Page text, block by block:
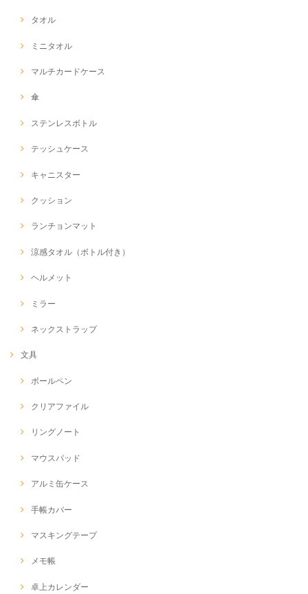
タオル
ミニタオル
マルチカードケース
傘
ステンレスボトル
テッシュケース
キャニスター
クッション
ランチョンマット
涼感タオル（ボトル付き）
ヘルメット
ミラー
ネックストラップ
文具
ボールペン
クリアファイル
リングノート
マウスパッド
アルミ缶ケース
手帳カバー
マスキングテープ
メモ帳
卓上カレンダー